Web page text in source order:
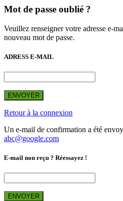
Mot de passe oublié ?
Veuillez renseigner votre adresse e-
nouveau mot de passe.
ADRESS E-MAIL
ENVOYER
Retour à la connexion
Un e-mail de confirmation a été
abc@google.com
E-mail non reçu ? Réessayez !
ENVOYER